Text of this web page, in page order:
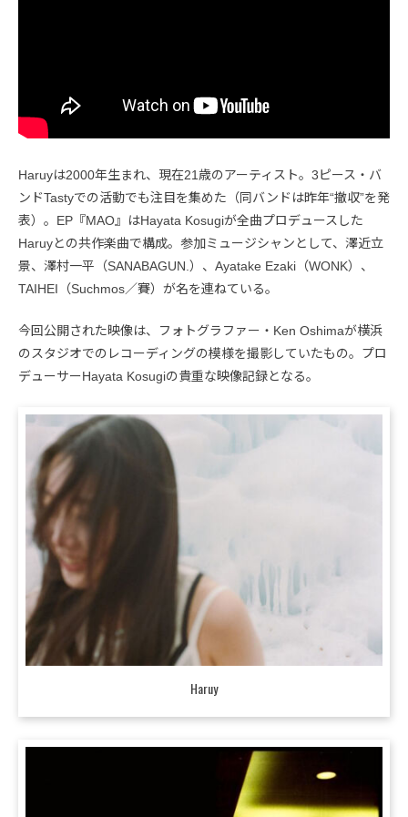
Haruyは2000年生まれ、現在21歳のアーティスト。3ピース・バ
ンドTastyでの活動でも注目を集めた（同バンドは昨年“撤収”を発
表）。EP『MAO』はHayata Kosugiが全曲プロデュースした
Haruyとの共作楽曲で構成。参加ミュージシャンとして、澤近立
景、澤村一平（SANABAGUN.）、Ayatake Ezaki（WONK）、
TAIHEI（Suchmos／賽）が名を連ねている。
今回公開された映像は、フォトグラファー・Ken Oshimaが横浜
のスタジオでのレコーディングの模様を撮影していたもの。プロ
デューサーHayata Kosugiの貴重な映像記録となる。
Haruy